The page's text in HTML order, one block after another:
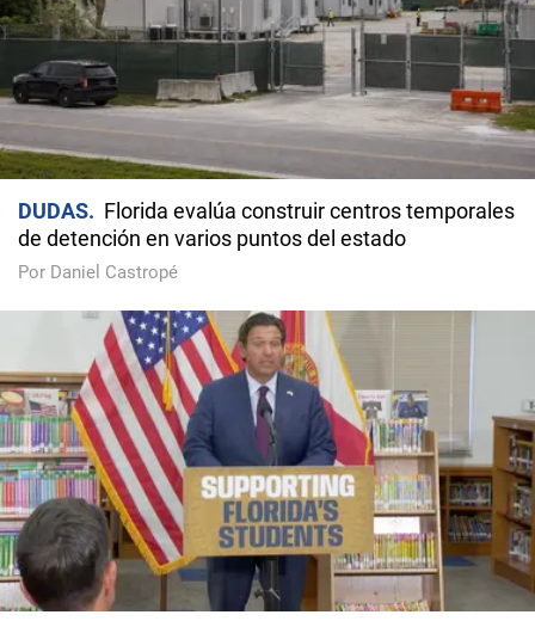
DUDAS
Florida evalúa construir centros temporales
de detención en varios puntos del estado
Por Daniel Castropé